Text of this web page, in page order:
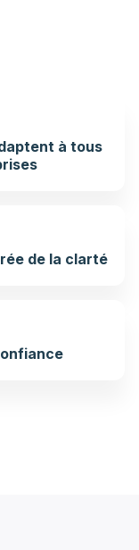
à tous
de la clarté